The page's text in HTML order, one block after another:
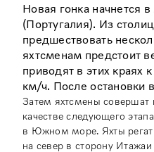
Новая гонка начнется
(Португалия). Из
предшествовать
яхтсменам предстоит
приводят в этих краях
км/ч. После остановки
Затем яхтсмены совершат
качестве следующего
в Южном море. Яхты
на север в сторону